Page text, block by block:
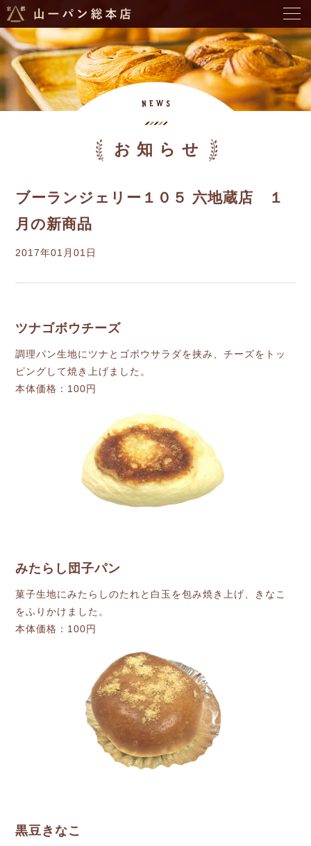
お知らせ
ブーランジェリー１０５ 六地蔵店 １
月の新商品
2017年01月01日
ツナゴボウチーズ
調理パン生地にツナとゴボウサラダを挟み、チーズをトッ
ピングして焼き上げました。
本体価格：100円
みたらし団子パン
菓子生地にみたらしのたれと白玉を包み焼き上げ、きなこ
をふりかけました。
本体価格：100円
黒豆きなこ